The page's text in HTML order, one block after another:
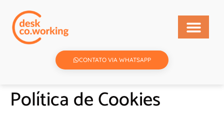
CONTATO VIA WHATSAPP
Política de Cookies